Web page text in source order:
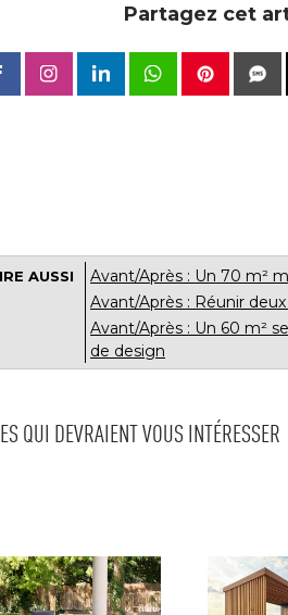
Partagez cet
AUSSI
Avant/Après : Un 70 m²
Avant/Après : Réunir
Avant/Après : Un 60 m²
de design
QUI DEVRAIENT VOUS INTÉRESSER